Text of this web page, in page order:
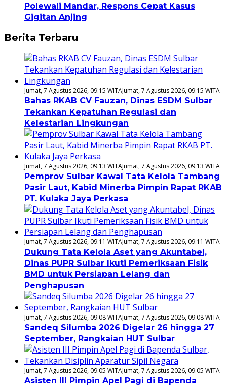
Polewali Mandar, Respons Cepat Kasus
Gigitan Anjing
Berita Terbaru
Jumat, 7 Agustus 2026, 09:15 WITAJumat, 7 Agustus 2026, 09:15 WITA
Bahas RKAB CV Fauzan, Dinas ESDM Sulbar
Tekankan Kepatuhan Regulasi dan
Kelestarian Lingkungan
Jumat, 7 Agustus 2026, 09:13 WITAJumat, 7 Agustus 2026, 09:13 WITA
Pemprov Sulbar Kawal Tata Kelola Tambang
Pasir Laut, Kabid Minerba Pimpin Rapat RKAB
PT. Kulaka Jaya Perkasa
Jumat, 7 Agustus 2026, 09:11 WITAJumat, 7 Agustus 2026, 09:11 WITA
Dukung Tata Kelola Aset yang Akuntabel,
Dinas PUPR Sulbar Ikuti Pemeriksaan Fisik
BMD untuk Persiapan Lelang dan
Penghapusan
Jumat, 7 Agustus 2026, 09:08 WITAJumat, 7 Agustus 2026, 09:08 WITA
Sandeq Silumba 2026 Digelar 26 hingga 27
September, Rangkaian HUT Sulbar
Jumat, 7 Agustus 2026, 09:05 WITAJumat, 7 Agustus 2026, 09:05 WITA
Asisten III Pimpin Apel Pagi di Bapenda